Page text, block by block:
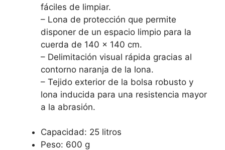
fáciles de limpiar.
– Lona de protección que permite
disponer de un espacio limpio para la
cuerda de 140 x 140 cm.
– Delimitación visual rápida gracias al
contorno naranja de la lona.
– Tejido exterior de la bolsa robusto y
lona inducida para una resistencia mayor
a la abrasión.
Capacidad: 25 litros
Peso: 600 g